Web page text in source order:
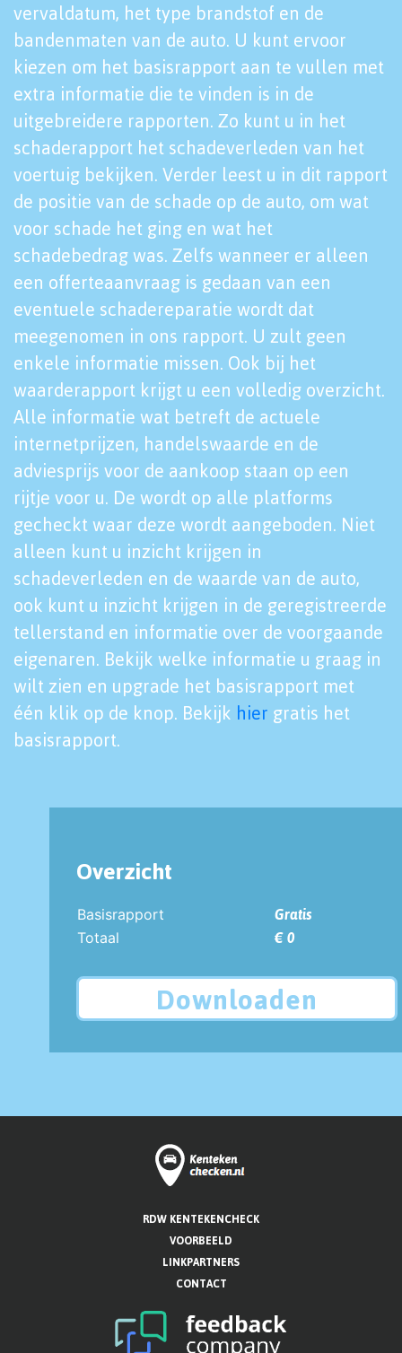
vervaldatum, het type brandstof en de
bandenmaten van de auto. U kunt ervoor
kiezen om het basisrapport aan te vullen met
extra informatie die te vinden is in de
uitgebreidere rapporten. Zo kunt u in het
schaderapport het schadeverleden van het
voertuig bekijken. Verder leest u in dit rapport
de positie van de schade op de auto, om wat
voor schade het ging en wat het
schadebedrag was. Zelfs wanneer er alleen
een offerteaanvraag is gedaan van een
eventuele schadereparatie wordt dat
meegenomen in ons rapport. U zult geen
enkele informatie missen. Ook bij het
waarderapport krijgt u een volledig overzicht.
Alle informatie wat betreft de actuele
internetprijzen, handelswaarde en de
adviesprijs voor de aankoop staan op een
rijtje voor u. De wordt op alle platforms
gecheckt waar deze wordt aangeboden. Niet
alleen kunt u inzicht krijgen in
schadeverleden en de waarde van de auto,
ook kunt u inzicht krijgen in de geregistreerde
tellerstand en informatie over de voorgaande
eigenaren. Bekijk welke informatie u graag in
wilt zien en upgrade het basisrapport met
één klik op de knop. Bekijk hier gratis het
basisrapport.
Overzicht
Basisrapport
Gratis
Totaal
€ 0
Downloaden
RDW KENTEKENCHECK
VOORBEELD
LINKPARTNERS
CONTACT